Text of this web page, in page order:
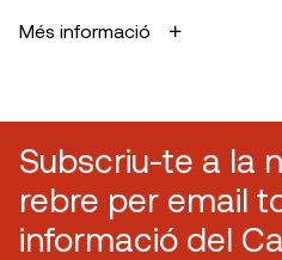
Més informació
Subscriu-te a la
rebre per email
informació del